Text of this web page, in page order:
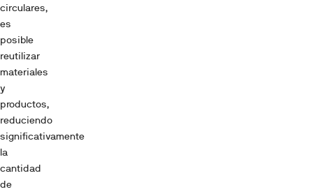
circulares,
es
posible
reutilizar
materiales
y
productos,
reduciendo
significativamente
la
cantidad
de